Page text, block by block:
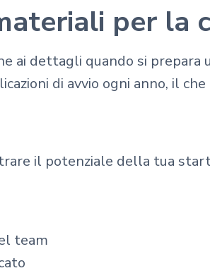
per la
ai dettagli quando si
di avvio ogni anno, il
il potenziale della tua
team